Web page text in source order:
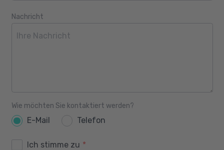
Nachricht
Wie möchten Sie kontaktiert werden?
E-Mail Telefon
Ich stimme zu *